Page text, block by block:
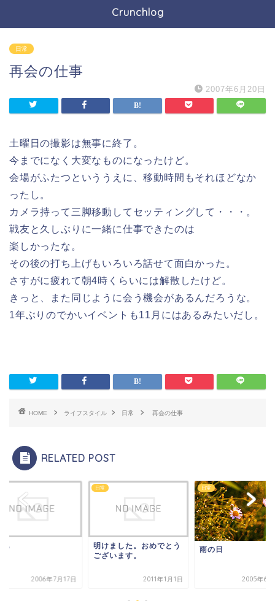
Crunchlog
日常
再会の仕事
2007年6月20日
土曜日の撮影は無事に終了。
今までになく大変なものになったけど。
会場がふたつといううえに、移動時間もそれほどなか
ったし。
カメラ持って三脚移動してセッティングして・・・。
戦友と久しぶりに一緒に仕事できたのは
楽しかったな。
その後の打ち上げもいろいろ話せて面白かった。
さすがに疲れて朝4時くらいには解散したけど。
きっと、また同じように会う機会があるんだろうな。
1年ぶりのでかいイベントも11月にはあるみたいだし。
HOME ライフスタイル 日常 再会の仕事
RELATED POST
も
2006年7月17日
日常
明けました。おめでとう
ございます。
2011年1月1日
日常
雨の日
2005年6